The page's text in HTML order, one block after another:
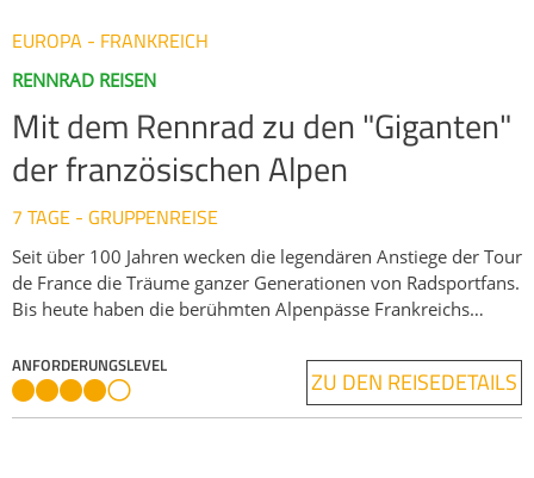
südfranzösisches Flair im Hinterland von Nizza. Eine
besondere Herausforderung und ein „Muss“ für jeden
EUROPA - FRANKREICH
RENNRAD REISEN
Mit dem Rennrad zu den "Giganten"
der französischen Alpen
7 TAGE - GRUPPENREISE
Seit über 100 Jahren wecken die legendären Anstiege der Tour
de France die Träume ganzer Generationen von Radsportfans.
Bis heute haben die berühmten Alpenpässe Frankreichs
erleben Sie die Klassiker der Tour in Savoyen und der
Dauphiné auf einer anspruchsvollen siebentägigen Rundtour.
Start- und Zielpunkt ist die Olympiastadt Albertville. Von dort
ANFORDERUNGSLEVEL
ZU DEN REISEDETAILS